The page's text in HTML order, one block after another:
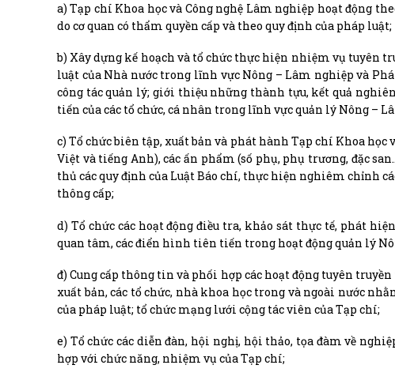
a) Tạp chí Khoa học và Công nghệ Lâm nghiệp hoạt động
do cơ quan có thẩm quyền cấp và theo quy định của pháp luật;
b) Xây dựng kế hoạch và tổ chức thực hiện nhiệm vụ tuyên
luật của Nhà nước trong lĩnh vực Nông – Lâm nghiệp và
công tác quản lý; giới thiệu những thành tựu, kết quả
tiến của các tổ chức, cá nhân trong lĩnh vực quản lý Nông –
c) Tổ chức biên tập, xuất bản và phát hành Tạp chí Khoa
Việt và tiếng Anh), các ấn phẩm (số phụ, phụ trương, đặc
thủ các quy định của Luật Báo chí, thực hiện nghiêm chỉnh
thông cấp;
d) Tổ chức các hoạt động điều tra, khảo sát thực tế, phát
quan tâm, các điển hình tiên tiến trong hoạt động quản lý
đ) Cung cấp thông tin và phối hợp các hoạt động tuyên
xuất bản, các tổ chức, nhà khoa học trong và ngoài nước
của pháp luật; tổ chức mạng lưới cộng tác viên của Tạp chí;
e) Tổ chức các diễn đàn, hội nghị, hội thảo, tọa đàm về
hợp với chức năng, nhiệm vụ của Tạp chí;